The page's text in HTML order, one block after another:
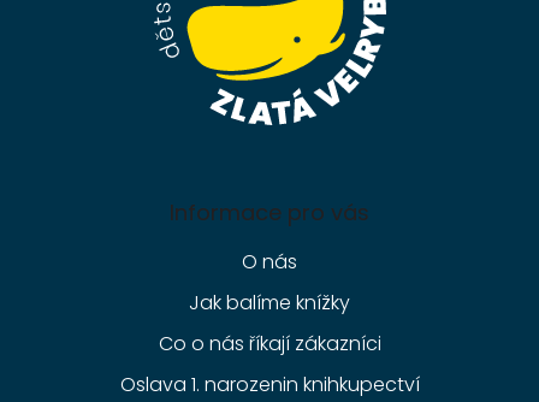
Informace pro vás
O nás
Jak balíme knížky
Co o nás říkají zákazníci
Oslava 1. narozenin knihkupectví